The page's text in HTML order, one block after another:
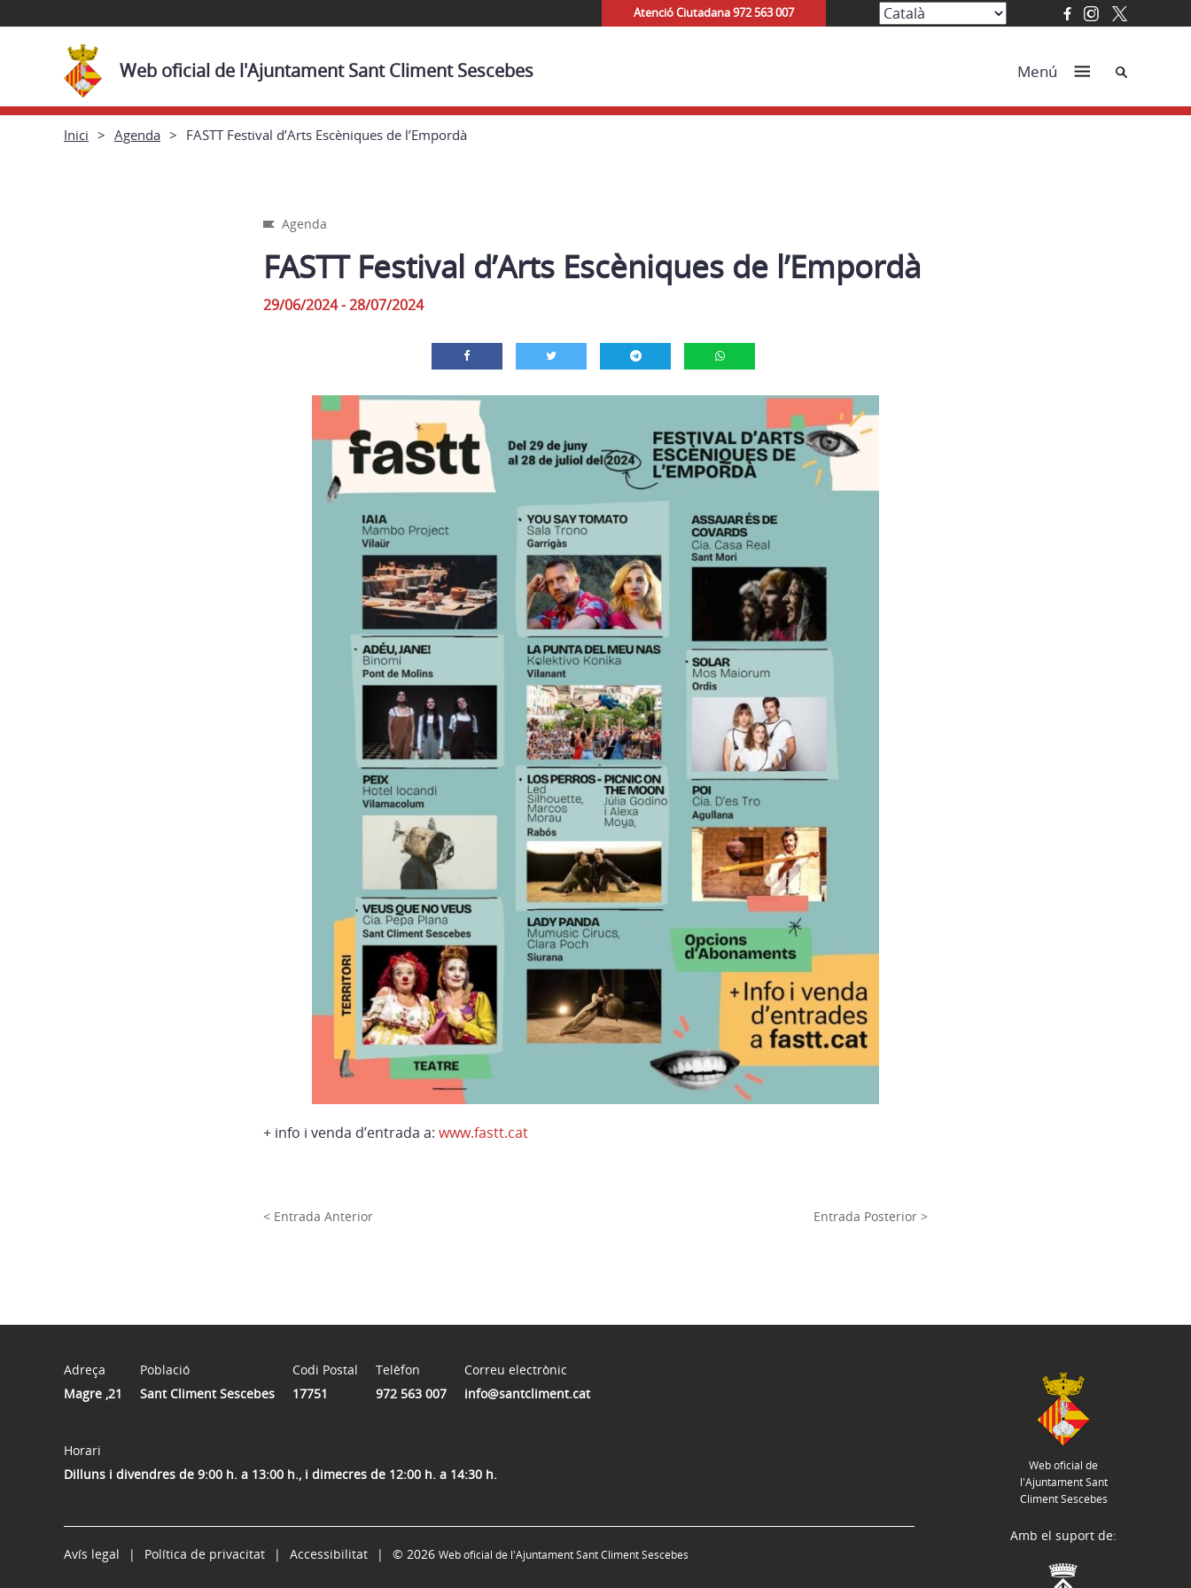
Atenció Ciutadana 972 563 007
Web oficial de l'Ajuntament Sant Climent Sescebes Menú Cerca
Inici Agenda FASTT Festival d’Arts Escèniques de l’Empordà
Agenda
FASTT Festival d’Arts Escèniques de l’Empordà
29/06/2024 - 28/07/2024
+ info i venda d’entrada a: www.fastt.cat
< Entrada Anterior Entrada Posterior >
Adreça
Magre ,21
Població
Sant Climent Sescebes
Codi Postal
17751
Telèfon
972 563 007
Correu electrònic
info@santcliment.cat
Horari
Dilluns i divendres de 9:00 h. a 13:00 h., i dimecres de 12:00 h. a 14:30 h.
Web oficial de
l'Ajuntament Sant
Climent Sescebes
Avís legal Política de privacitat Accessibilitat © 2026 Web oficial de l'Ajuntament Sant Climent Sescebes
Amb el suport de: